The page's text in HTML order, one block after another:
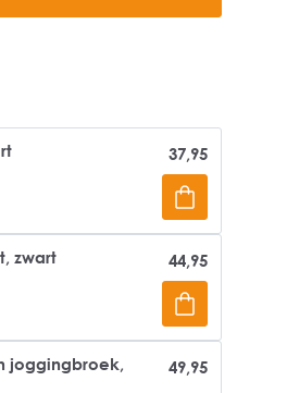
37,95
zwart 44,95
joggingbroek,
49,95